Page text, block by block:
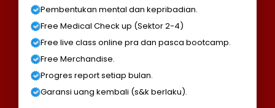
Pembentukan mental dan kepribadian.
Free Medical Check up (Sektor 2-4)
Free live class online pra dan pasca bootcamp.
Free Merchandise.
Progres report setiap bulan.
Garansi uang kembali (s&k berlaku).